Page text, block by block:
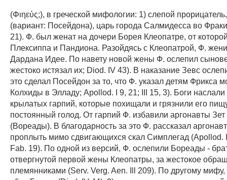
(Φιηεύς;), в греческой мифологии: 1) слепой
(вариант: Посейдона), царь города Салмидесса во
21). Ф. был женат на дочери Борея Клеопатре, от
Плексиппа и Пандиона. Разойдясь с Клеопатрой, Ф.
Дардана Идее. По навету новой жены Ф. ослепил
жестоко истязал их; Diod. IV 43). В наказание Зевс
это сделал Посейдон за то, что Ф. указал детям Фрикса
Колхиды в Элладу; Apollod. I 9, 21; III 15, 3). Боги
крылатых гарпий, которые похищали и грязнили его
постоянный голод. От гарпий Ф. избавили аргонавты
(Вореады). В благодарность за это Ф. рассказал
проплыть мимо сдвигающихся скал Симплегад (Apollod.
Fab. 19). По одной из версий, Ф. ослепили Бореады -
отвергнутой первой жены Клеопатры, за жестокое
племянниками (Serv. Verg. Aen. Ill 209). По другому мифу,